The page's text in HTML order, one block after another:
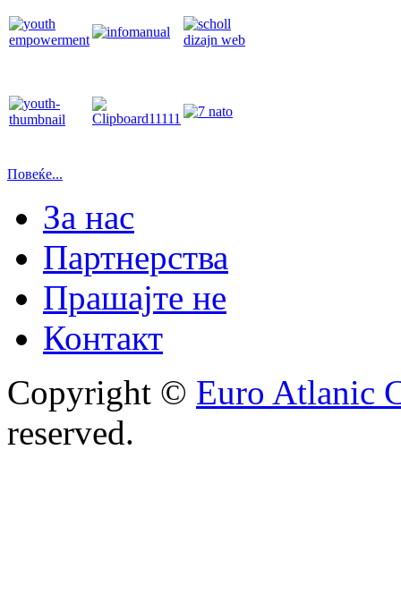
Повеќе...
За нас
Партнерства
Прашајте не
Контакт
Copyright © Euro Atlanic
reserved.